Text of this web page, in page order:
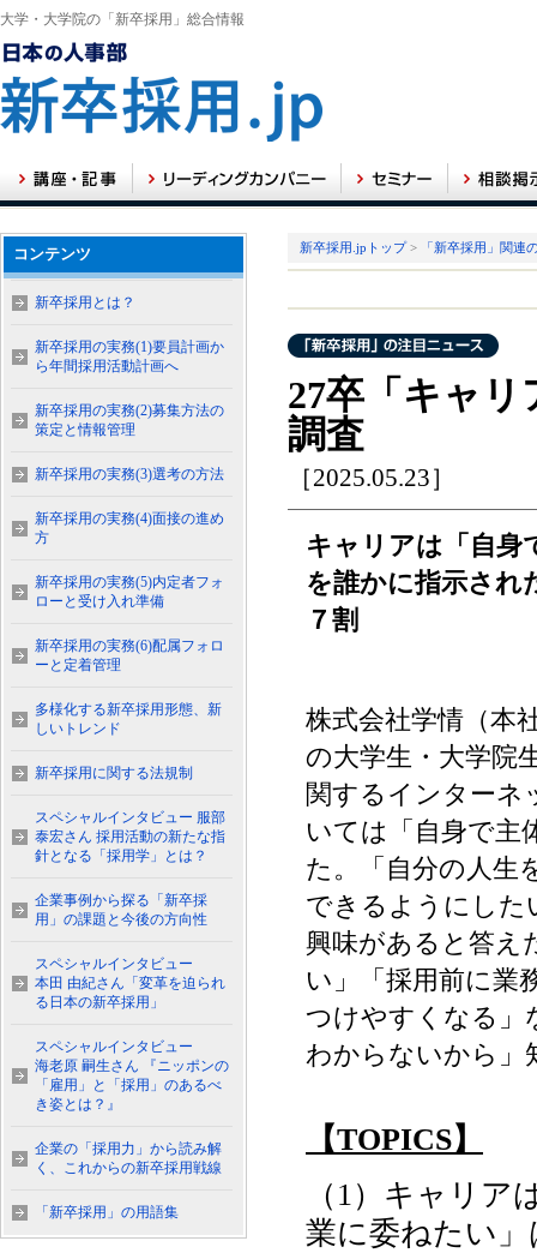
大学・大学院の「新卒採用」総合情報
新卒採用.jpトップ> 「新卒採用」関連
27卒「キャ
調査
［2025.05.23］
キャリアは「自身
を誰かに指示され
７割
株式会社学情（本
の大学生・大学院
関するインターネ
いては「自身で主
た。「自分の人生
できるようにした
興味があると答え
い」「採用前に業
つけやすくなる」
わからないから」
【TOPICS】
（1）キャリア
業に委ねたい」
コンテンツ
新卒採用とは？
新卒採用の実務(1)要員計画か
ら年間採用活動計画へ
新卒採用の実務(2)募集方法の
策定と情報管理
新卒採用の実務(3)選考の方法
新卒採用の実務(4)面接の進め
方
新卒採用の実務(5)内定者フォ
ローと受け入れ準備
新卒採用の実務(6)配属フォロ
ーと定着管理
多様化する新卒採用形態、新
しいトレンド
新卒採用に関する法規制
スペシャルインタビュー 服部
泰宏さん 採用活動の新たな指
針となる「採用学」とは？
企業事例から探る「新卒採
用」の課題と今後の方向性
スペシャルインタビュー
本田 由紀さん「変革を迫られ
る日本の新卒採用」
スペシャルインタビュー
海老原 嗣生さん 『ニッポンの
「雇用」と「採用」のあるべ
き姿とは？』
企業の「採用力」から読み解
く、これからの新卒採用戦線
「新卒採用」の用語集